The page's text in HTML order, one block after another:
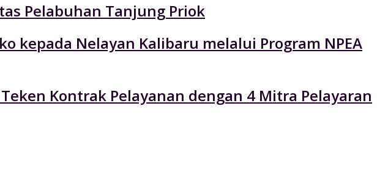
Pelabuhan Tanjung Priok
kepada Nelayan Kalibaru melalui Program NPEA
Kontrak Pelayanan dengan 4 Mitra Pelayaran